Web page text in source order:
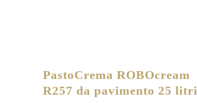
PastoCrema ROBOcream
R257 da pavimento 25 litri